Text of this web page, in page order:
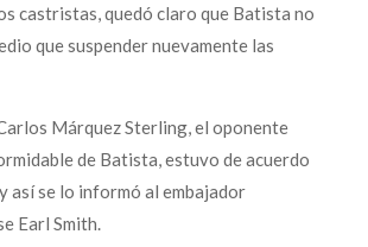
castristas, quedó claro que Batista no
que suspender nuevamente las
Márquez Sterling, el oponente
de Batista, estuvo de acuerdo
así se lo informó al embajador
Earl Smith.